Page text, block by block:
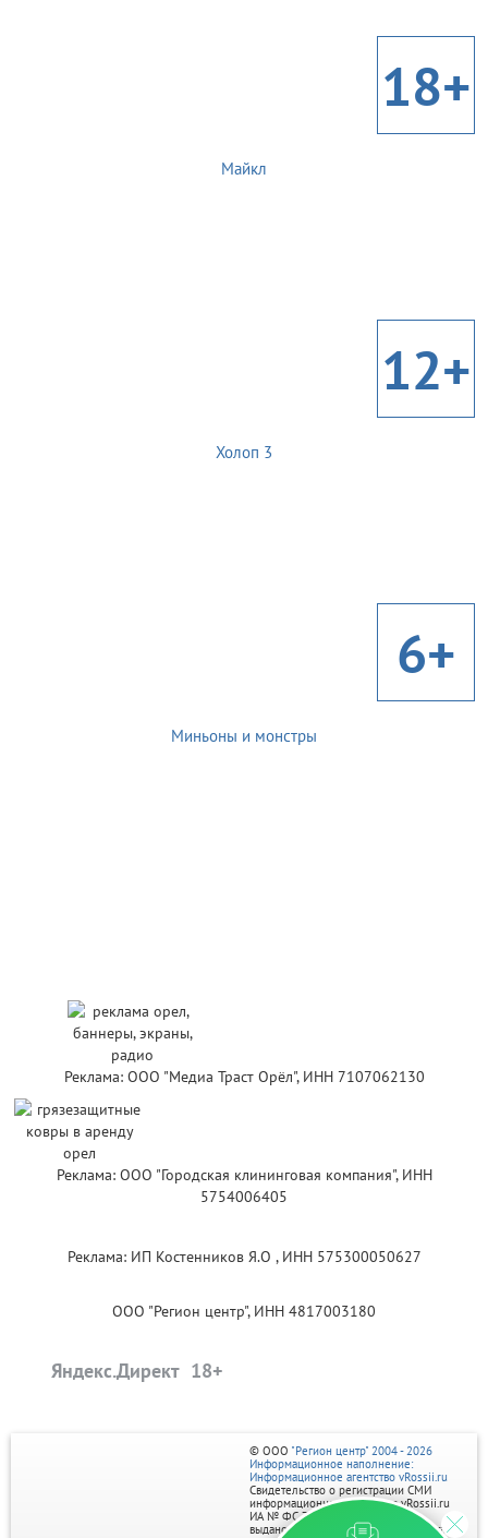
18+
Майкл
12+
Холоп 3
6+
Миньоны и монстры
Реклама: ООО "Медиа Траст Орёл", ИНН 7107062130
Реклама: ООО "Городская клининговая компания", ИНН
5754006405
Реклама: ИП Костенников Я.О , ИНН 575300050627
ООО "Регион центр", ИНН 4817003180
Яндекс.Директ
© ООО "Регион центр" 2004 - 2026
Информационное наполнение:
Информационное агентство vRossii.ru
Свидетельство о регистрации СМИ
информационного агентства vRossii.ru
ИА № ФС 77‑35502
выдано РОСКОМНАДЗОРом 04 марта